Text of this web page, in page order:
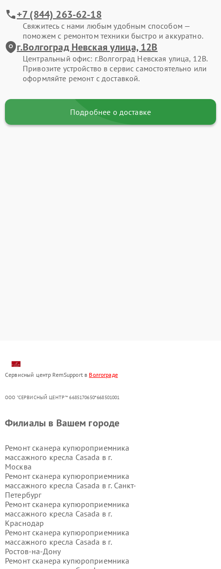
+7 (844) 263-62-18
Свяжитесь с нами любым удобным способом —
поможем с ремонтом техники быстро и аккуратно.
г.Волгоград Невская улица, 12В
Центральный офис: г.Волгоград Невская улица, 12В.
Привозите устройство в сервис самостоятельно или
оформляйте ремонт с доставкой.
Подробнее о доставке
Сервисный центр RemSupport в Волгограде
ООО "СЕРВИСНЫЙ ЦЕНТР"* 6685170650*668501001
Филиалы в Вашем городе
Ремонт сканера купюроприемника
массажного кресла Casada в г.
Москва
Ремонт сканера купюроприемника
массажного кресла Casada в г. Санкт-
Петербург
Ремонт сканера купюроприемника
массажного кресла Casada в г.
Краснодар
Ремонт сканера купюроприемника
массажного кресла Casada в г.
Ростов-на-Дону
Ремонт сканера купюроприемника